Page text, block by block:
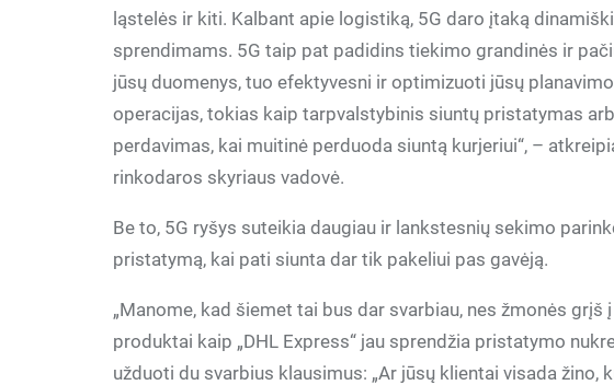
ląstelės ir kiti. Kalbant apie logistiką, 5G daro įtaką
sprendimams. 5G taip pat padidins tiekimo grandinės ir
jūsų duomenys, tuo efektyvesni ir optimizuoti jūsų
operacijas, tokias kaip tarpvalstybinis siuntų pristatymas
perdavimas, kai muitinė perduoda siuntą kurjeriui“, –
rinkodaros skyriaus vadovė.
Be to, 5G ryšys suteikia daugiau ir lankstesnių sekimo
pristatymą, kai pati siunta dar tik pakeliui pas gavėją.
„Manome, kad šiemet tai bus dar svarbiau, nes žmonės grįš
produktai kaip „DHL Express“ jau sprendžia pristatymo
užduoti du svarbius klausimus: „Ar jūsų klientai visada žino,